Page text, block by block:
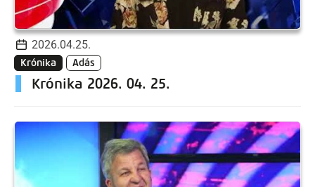
2026.04.25.
Krónika Adás
Krónika 2026. 04. 25.